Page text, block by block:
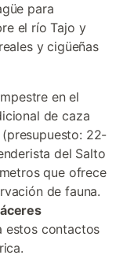
para
el río Tajo y
y cigüeñas
en el
de caza
22-
del Salto
que ofrece
de fauna.
estos contactos